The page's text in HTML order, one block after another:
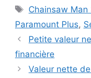
Tags
Chainsaw Man
Paramount Plus,
Petite valeur
financière
Valeur nette